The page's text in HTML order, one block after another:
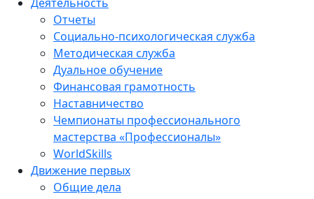
Отчеты
Социально-психологическая служба
Методическая служба
Дуальное обучение
Финансовая грамотность
Наставничество
Чемпионаты профессионального
мастерства «Профессионалы»
WorldSkills
Движение первых
Общие дела